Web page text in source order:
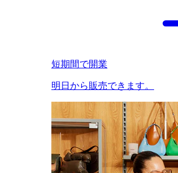
短期間で開業
明日から販売できます。